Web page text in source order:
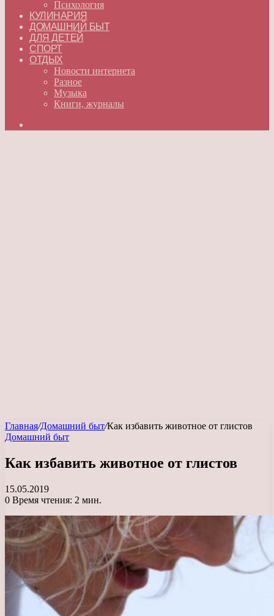
Психология
КУЛИНАРИЯ
ДОМАШНИЙ БЫТ
ДЛЯ ДЕТЕЙ
СПОРТ
ОТДЫХ
Новости интернета
Разное
Музыка
Книги, журналы
Главная/Домашний быт/Как избавить животное от глистов
Домашний быт
Как избавить животное от глистов
15.05.2019
0 Время чтения: 2 мин.